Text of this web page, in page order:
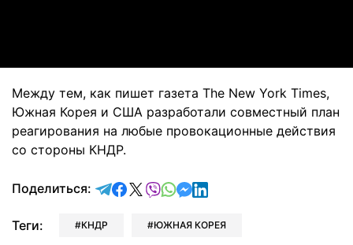
Между тем, как пишет газета The New York Times,
Южная Корея и США разработали совместный план
реагирования на любые провокационные действия
со стороны КНДР.
Поделиться: отправить в Telegram
поделиться в Facebook
поделиться в X
отправить в Viber
отправить в Whatsapp
отправить в Messenger
отправить в LinkedIn
Теги: КНДР ЮЖНАЯ КОРЕЯ